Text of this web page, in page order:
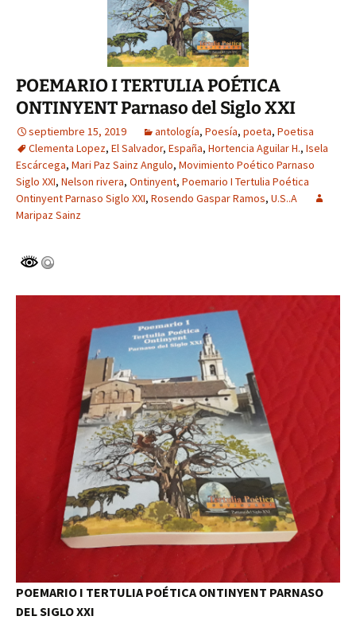
POEMARIO I TERTULIA POÉTICA
ONTINYENT Parnaso del Siglo XXI
septiembre 15, 2019 antología, Poesía, poeta, Poetisa
Clementa Lopez, El Salvador, España, Hortencia Aguilar H., Isela
Escárcega, Mari Paz Sainz Angulo, Movimiento Poético Parnaso
Siglo XXI, Nelson rivera, Ontinyent, Poemario I Tertulia Poética
Ontinyent Parnaso Siglo XXI, Rosendo Gaspar Ramos, U.S..A
Maripaz Sainz
POEMARIO I TERTULIA POÉTICA ONTINYENT PARNASO
DEL SIGLO XXI